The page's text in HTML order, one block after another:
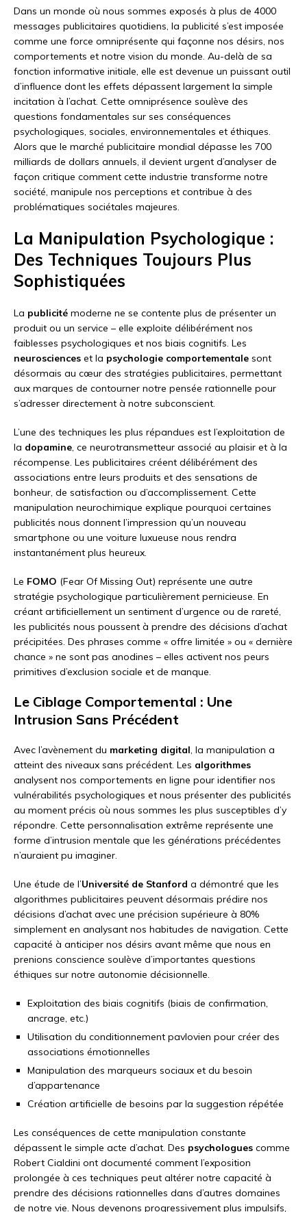
Dans un monde où nous sommes exposés à plus de 4000
messages publicitaires quotidiens, la publicité s’est imposée
comme une force omniprésente qui façonne nos désirs, nos
comportements et notre vision du monde. Au-delà de sa
fonction informative initiale, elle est devenue un puissant outil
d’influence dont les effets dépassent largement la simple
incitation à l’achat. Cette omniprésence soulève des
questions fondamentales sur ses conséquences
psychologiques, sociales, environnementales et éthiques.
Alors que le marché publicitaire mondial dépasse les 700
milliards de dollars annuels, il devient urgent d’analyser de
façon critique comment cette industrie transforme notre
société, manipule nos perceptions et contribue à des
problématiques sociétales majeures.
La Manipulation Psychologique :
Des Techniques Toujours Plus
Sophistiquées
La publicité moderne ne se contente plus de présenter un
produit ou un service – elle exploite délibérément nos
faiblesses psychologiques et nos biais cognitifs. Les
neurosciences et la psychologie comportementale sont
désormais au cœur des stratégies publicitaires, permettant
aux marques de contourner notre pensée rationnelle pour
s’adresser directement à notre subconscient.
L’une des techniques les plus répandues est l’exploitation de
la dopamine, ce neurotransmetteur associé au plaisir et à la
récompense. Les publicitaires créent délibérément des
associations entre leurs produits et des sensations de
bonheur, de satisfaction ou d’accomplissement. Cette
manipulation neurochimique explique pourquoi certaines
publicités nous donnent l’impression qu’un nouveau
smartphone ou une voiture luxueuse nous rendra
instantanément plus heureux.
Le FOMO (Fear Of Missing Out) représente une autre
stratégie psychologique particulièrement pernicieuse. En
créant artificiellement un sentiment d’urgence ou de rareté,
les publicités nous poussent à prendre des décisions d’achat
précipitées. Des phrases comme « offre limitée » ou « dernière
chance » ne sont pas anodines – elles activent nos peurs
primitives d’exclusion sociale et de manque.
Le Ciblage Comportemental : Une
Intrusion Sans Précédent
Avec l’avènement du marketing digital, la manipulation a
atteint des niveaux sans précédent. Les algorithmes
analysent nos comportements en ligne pour identifier nos
vulnérabilités psychologiques et nous présenter des publicités
au moment précis où nous sommes les plus susceptibles d’y
répondre. Cette personnalisation extrême représente une
forme d’intrusion mentale que les générations précédentes
n’auraient pu imaginer.
Une étude de l’Université de Stanford a démontré que les
algorithmes publicitaires peuvent désormais prédire nos
décisions d’achat avec une précision supérieure à 80%
simplement en analysant nos habitudes de navigation. Cette
capacité à anticiper nos désirs avant même que nous en
prenions conscience soulève d’importantes questions
éthiques sur notre autonomie décisionnelle.
Exploitation des biais cognitifs (biais de confirmation,
ancrage, etc.)
Utilisation du conditionnement pavlovien pour créer des
associations émotionnelles
Manipulation des marqueurs sociaux et du besoin
d’appartenance
Création artificielle de besoins par la suggestion répétée
Les conséquences de cette manipulation constante
dépassent le simple acte d’achat. Des psychologues comme
Robert Cialdini ont documenté comment l’exposition
prolongée à ces techniques peut altérer notre capacité à
prendre des décisions rationnelles dans d’autres domaines
de notre vie. Nous devenons progressivement plus impulsifs,